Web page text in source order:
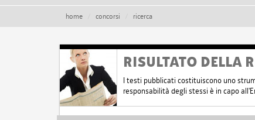
home concorsi ricerca
RISULTATO DELLA
I testi pubblicati costituiscono uno
responsabilità degli stessi è in capo